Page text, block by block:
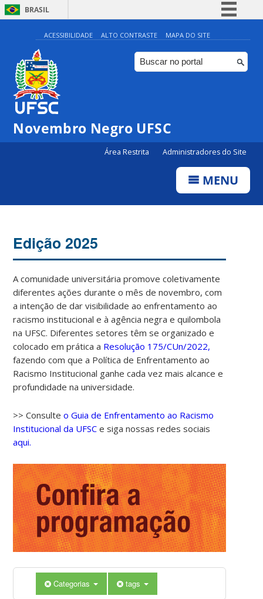
BRASIL
Simplifique!
Comunica BR
Participe
ACESSIBILIDADE ALTO CONTRASTE MAPA DO SITE
Novembro Negro UFSC
Área Restrita Administradores do Site
MENU
Edição 2025
A comunidade universitária promove coletivamente
diferentes ações durante o mês de novembro, com
a intenção de dar visibilidade ao enfrentamento ao
racismo institucional e à agência negra e quilombola
na UFSC. Diferentes setores têm se organizado e
colocado em prática a Resolução 175/CUn/2022,
fazendo com que a Política de Enfrentamento ao
Racismo Institucional ganhe cada vez mais alcance e
profundidade na universidade.
>> Consulteo Guia de Enfrentamento ao Racismo
Institucional da UFSC e siga nossas redes sociais
aqui.
Categorias tags